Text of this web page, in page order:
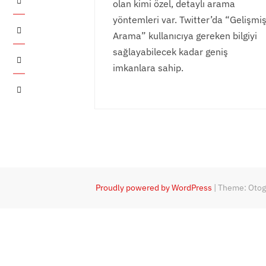
Twitter
Instagram
YouTube
olan kimi özel, detaylı arama
yöntemleri var. Twitter’da “Gelişmiş
Arama” kullanıcıya gereken bilgiyi
sağlayabilecek kadar geniş
imkanlara sahip.
Proudly powered by WordPress |Theme: